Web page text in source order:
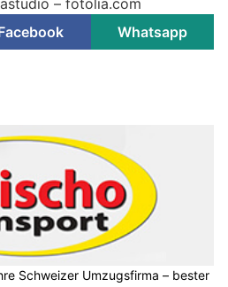
Whatsapp
Schweizer Umzugsfirma – bester